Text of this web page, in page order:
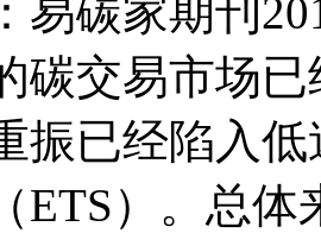
易碳家期刊
碳交易市场
振已经陷入
ETS）。总